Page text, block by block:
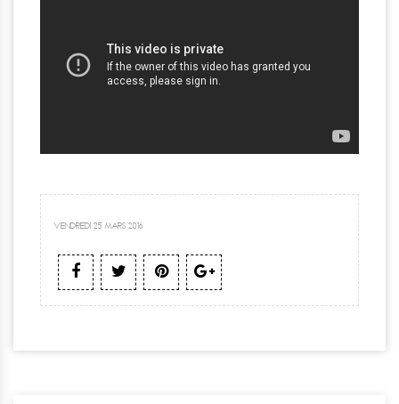
VENDREDI 25 MARS 2016